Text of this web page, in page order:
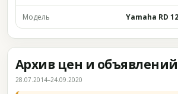
Модель Yamaha RD
Архив цен и объявлений
28.07.2014–24.09.2020